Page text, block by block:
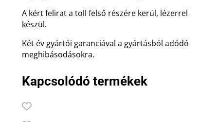
A kért felirat a toll felső részére kerül, lézerrel
készül.
Két év gyártói garanciával a gyártásból adódó
meghibásodásokra.
Kapcsolódó termékek